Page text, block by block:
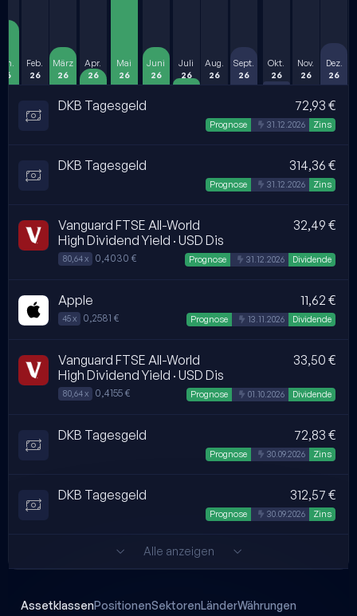
26
Feb.
26
März
26
Apr.
26
Mai
26
Juni
26
Juli
26
Aug.
26
Sept.
26
Okt.
26
Nov.
26
Dez.
26
DKB Tagesgeld 72,93 €
Prognose Automatisch erstellt
31.12.2026 Zins
DKB Tagesgeld 314,36 €
Prognose Automatisch erstellt
31.12.2026 Zins
Vanguard FTSE All-World
High Dividend Yield · USD Dis
32,49 €
80,64 x 0,4030 € Prognose Automatisch erstellt
31.12.2026 Dividende
Apple 11,62 €
45 x 0,2581 € Prognose Automatisch erstellt
13.11.2026 Dividende
Vanguard FTSE All-World
High Dividend Yield · USD Dis
33,50 €
80,64 x 0,4155 € Prognose Automatisch erstellt
01.10.2026 Dividende
DKB Tagesgeld 72,83 €
Prognose Automatisch erstellt
30.09.2026 Zins
DKB Tagesgeld 312,57 €
Prognose Automatisch erstellt
30.09.2026 Zins
Alle anzeigen
AssetklassenPositionenSektorenLänderWährungen